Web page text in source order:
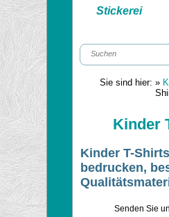
Stickerei
Sie sind hier: »
Kinder
Kinder T-
bedrucken,
Senden Sie